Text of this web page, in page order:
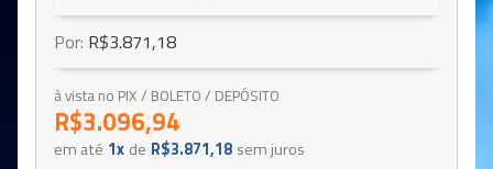
Por: R$3.871,18
à vista no PIX / BOLETO / DEPÓSITO
R$3.096,94
em até 1x de R$3.871,18 sem juros